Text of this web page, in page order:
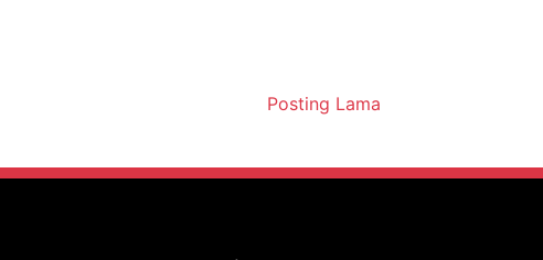
Posting Lama